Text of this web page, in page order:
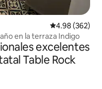
Calificación
4.98 (362)
en la terraza Indigo
excelentes
Table Rock